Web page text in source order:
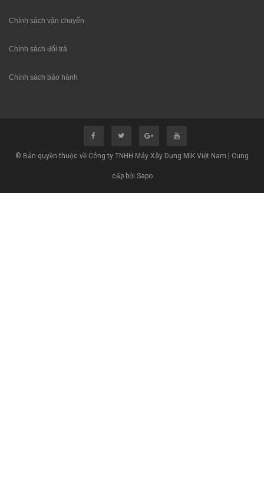
Chính sách vận chuyển
Chính sách đổi trả
Chính sách bảo hành
© Bản quyền thuộc về Công ty TNHH Máy Xây Dựng MIK Việt Nam | Cung
cấp bởi Sapo